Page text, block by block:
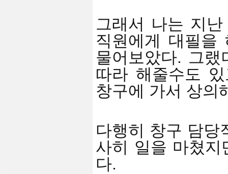
그래서 나는 지
직원에게 대필을
물어보았다. 그랬
따라 해줄수도
창구에 가서 상의
다행히 창구 담당
사히 일을 마쳤
다.